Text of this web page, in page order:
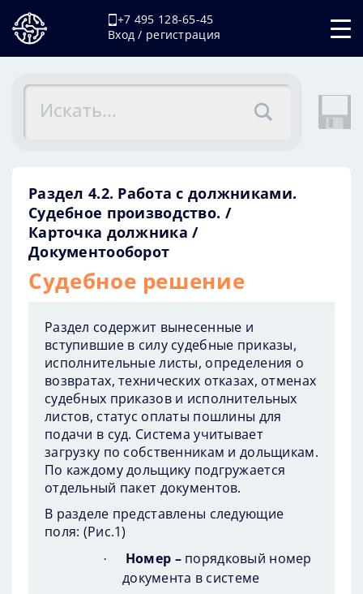
+7 495 128-65-45
Вход / регистрация
Раздел 4.2. Работа с должниками.
Судебное производство.
Карточка должника
Документооборот
Судебное решение
Раздел содержит вынесенные и
вступившие в силу судебные приказы,
исполнительные листы, определения о
возвратах, технических отказах, отменах
судебных приказов и исполнительных
листов, статус оплаты пошлины для
подачи в суд. Система учитывает
загрузку по собственникам и дольщикам.
По каждому дольщику подгружается
отдельный пакет документов.
В разделе представлены следующие
поля: (Рис.1)
· Номер – порядковый номер
документа в системе